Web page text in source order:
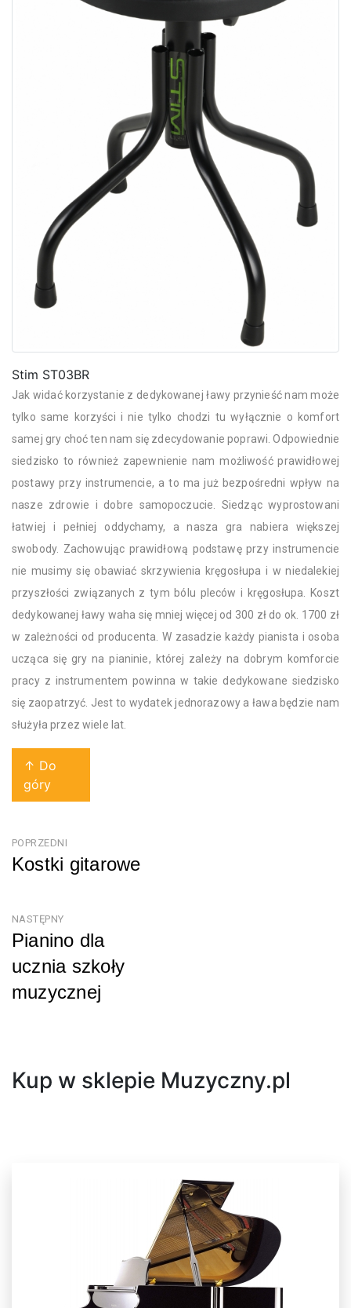
Stim ST03BR
Jak widać korzystanie z dedykowanej ławy przynieść nam może
tylko same korzyści i nie tylko chodzi tu wyłącznie o komfort
samej gry choć ten nam się zdecydowanie poprawi. Odpowiednie
siedzisko to również zapewnienie nam możliwość prawidłowej
postawy przy instrumencie, a to ma już bezpośredni wpływ na
nasze zdrowie i dobre samopoczucie. Siedząc wyprostowani
łatwiej i pełniej oddychamy, a nasza gra nabiera większej
swobody. Zachowując prawidłową podstawę przy instrumencie
nie musimy się obawiać skrzywienia kręgosłupa i w niedalekiej
przyszłości związanych z tym bólu pleców i kręgosłupa. Koszt
dedykowanej ławy waha się mniej więcej od 300 zł do ok. 1700 zł
w zależności od producenta. W zasadzie każdy pianista i osoba
ucząca się gry na pianinie, której zależy na dobrym komforcie
pracy z instrumentem powinna w takie dedykowane siedzisko
się zaopatrzyć. Jest to wydatek jednorazowy a ława będzie nam
służyła przez wiele lat.
↑ Do
góry
Nawigacja
wpisu
POPRZEDNI
Kostki gitarowe
NASTĘPNY
Pianino dla
ucznia szkoły
muzycznej
Kup w sklepie Muzyczny.pl